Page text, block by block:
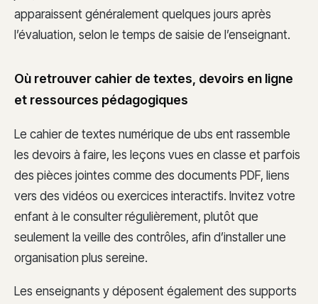
apparaissent généralement quelques jours après
l’évaluation, selon le temps de saisie de l’enseignant.
Où retrouver cahier de textes, devoirs en ligne
et ressources pédagogiques
Le cahier de textes numérique de ubs ent rassemble
les devoirs à faire, les leçons vues en classe et parfois
des pièces jointes comme des documents PDF, liens
vers des vidéos ou exercices interactifs. Invitez votre
enfant à le consulter régulièrement, plutôt que
seulement la veille des contrôles, afin d’installer une
organisation plus sereine.
Les enseignants y déposent également des supports